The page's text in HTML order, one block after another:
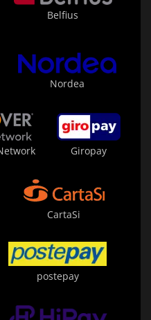
Belfius
Nordea
Giropay
CartaSi
postepay